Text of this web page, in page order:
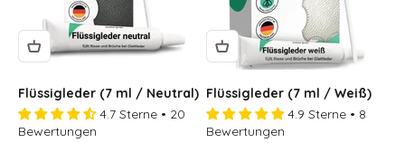
Flüssigleder (7 ml / Neutral)
4.7 Sterne • 20
Bewertungen
Flüssigleder (7 ml / Weiß)
4.9 Sterne • 8
Bewertungen